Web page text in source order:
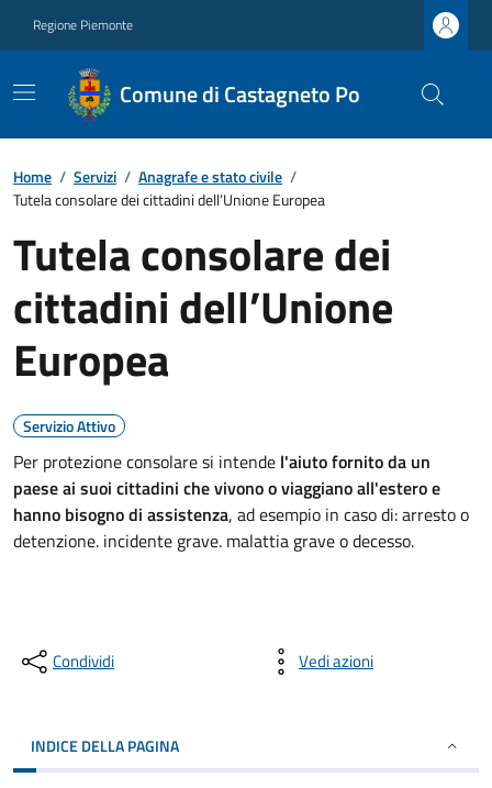
Regione Piemonte
Comune di Castagneto Po
Home / Servizi / Anagrafe e stato civile /
Tutela consolare dei cittadini dell’Unione Europea
Tutela consolare dei
cittadini dell’Unione
Europea
Servizio Attivo
Per protezione consolare si intende l'aiuto fornito da un
paese ai suoi cittadini che vivono o viaggiano all'estero e
hanno bisogno di assistenza, ad esempio in caso di: arresto o
detenzione. incidente grave. malattia grave o decesso.
Condividi Vedi azioni
INDICE DELLA PAGINA